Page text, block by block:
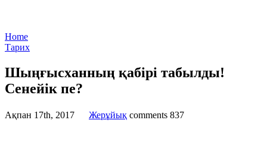
Home
Тарих
Шыңғысханның қабірі табылды!
Сенейік пе?
Ақпан 17th, 2017 Жерұйық comments 837